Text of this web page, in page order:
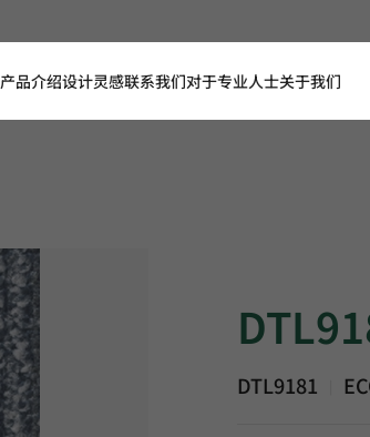
产品介绍设计灵感联系我们对于专业人士关于我们
DTL9181